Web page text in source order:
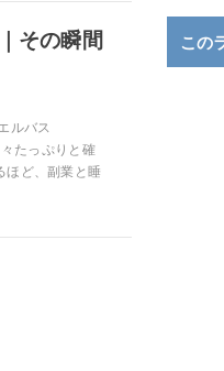
その瞬間
ルバス
たっぷりと確
ほど、副業と睡
この